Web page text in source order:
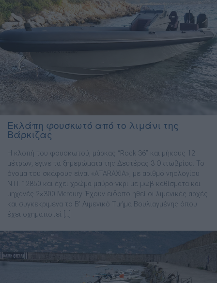
Εκλάπη φουσκωτό από το λιμάνι της
Βάρκιζας
Η κλοπή του φουσκωτού, μάρκας “Rock 36” και μήκους 12
μέτρων, έγινε τα ξημερώματα της Δευτέρας 3 Οκτωβρίου. Το
όνομα του σκάφους είναι «ΑΤΑRΑXΙΑ», με αριθμό νηολογίου
Ν.Π. 12850 και έχει χρώμα μαύρο-γκρι με μωβ καθίσματα και
μηχανές 2×300 Mercury. Έχουν ειδοποιηθεί οι λιμενικές αρχές
και συγκεκριμένα το Β’ Λιμενικό Τμήμα Βουλιαγμένης όπου
έχει σχηματιστεί […]